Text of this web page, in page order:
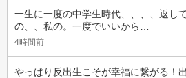
一生に一度の中学生時代、、、、返し
の、、私の。一度でいいから…
4時間前
やっぱり反出生こそが幸福に繋がる！